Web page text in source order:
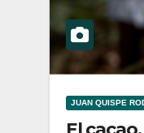
JUAN QUISPE